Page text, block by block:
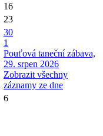
16
23
30
1
Pouťová taneční zábava,
29. srpen 2026
Zobrazit všechny
záznamy ze dne
6